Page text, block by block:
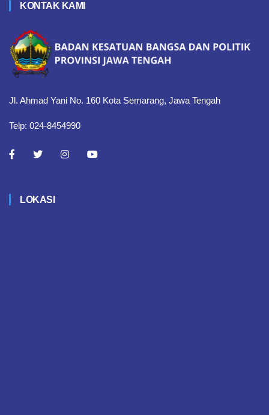
KONTAK KAMI
Jl. Ahmad Yani No. 160 Kota Semarang, Jawa Tengah
Telp: 024-8454990
LOKASI